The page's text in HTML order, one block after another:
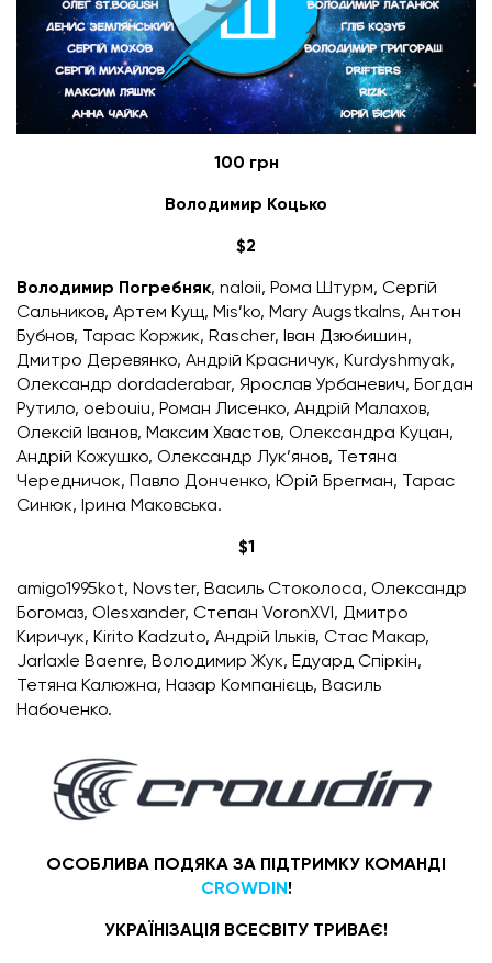
100 грн
Володимир Коцько
$2
Володимир Погребняк, naloii, Рома Штурм, Сергій
Сальников, Артем Кущ, Mis’ko, Mary Augstkalns, Антон
Бубнов, Тарас Коржик, Rascher, Іван Дзюбишин,
Дмитро Деревянко, Андрій Красничук, Kurdyshmyak,
Олександр dordaderabar, Ярослав Урбаневич, Богдан
Рутило, oebouiu, Роман Лисенко, Андрій Малахов,
Олексій Іванов, Максим Хвастов, Олександра Куцан,
Андрій Кожушко, Олександр Лук’янов, Тетяна
Чередничок, Павло Донченко, Юрій Брегман, Тарас
Синюк, Ірина Маковська.
$1
amigo1995kot, Novster, Василь Стоколоса, Олександр
Богомаз, O lesxander, Степан VoronXVI, Дмитро
Киричук, Kirito Kadzuto, Андрій Ільків, Стас Макар,
Jarlaxle Baenre, Володимир Жук, Едуард Спіркін,
Тетяна Калюжна, Назар Компанієць, Василь
Набоченко.
ОСОБЛИВА ПОДЯКА ЗА ПІДТРИМКУ КОМАНДІ
CROWDIN!
УКРАЇНІЗАЦІЯ ВСЕСВІТУ ТРИВАЄ!